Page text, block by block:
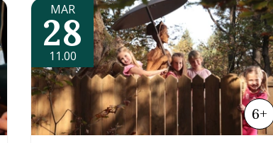
MAR
28
11.00
6+